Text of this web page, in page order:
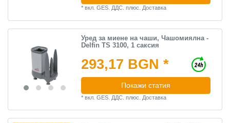
*вкл. GES. ДДС. плюс. Доставка
Уред за миене на чаши, Чашомиялна -
Delfin TS 3100, 1 саксия
293,17 BGN *
Покажи статия
*вкл. GES. ДДС. плюс. Доставка